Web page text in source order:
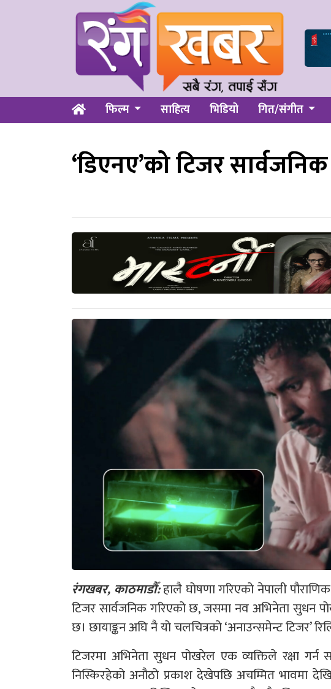
फिल्म साहित्य भिडियो गित/संगीत
‘डिएनए’को टिजर सार्वजनिक
रंगखबर, काठमाडौँ:हालै घोषणा गरिएको नेपाली
टिजर सार्वजनिक गरिएको छ, जसमा नव अभिनेता सुधन
छ। छायाङ्कन अघि नै यो चलचित्रको ‘अनाउन्समेन्ट टिजर’
टिजरमा अभिनेता सुधन पोखरेल एक व्यक्तिले रक्षा
निस्किरहेको अनौठो प्रकाश देखेपछि अचम्मित भावमा